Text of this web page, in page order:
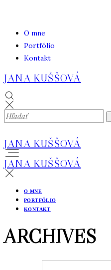
O mne
Portfólio
Kontakt
JANA KUŠŠOVÁ
JANA KUŠŠOVÁ
JANA KUŠŠOVÁ
O MNE
PORTFÓLIO
KONTAKT
ARCHIVES